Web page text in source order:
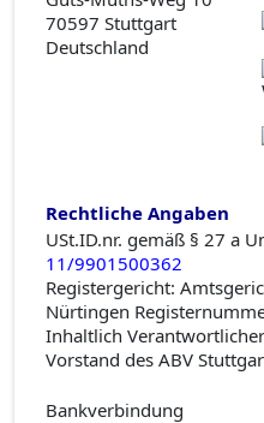
70597 Stuttgart
Deutschland
Rechtliche Angaben
USt.ID.nr. gemäß § 27 a
11/9901500362
Registergericht:
Nürtingen
Inhaltlich
Vorstand des ABV
Bankverbindung